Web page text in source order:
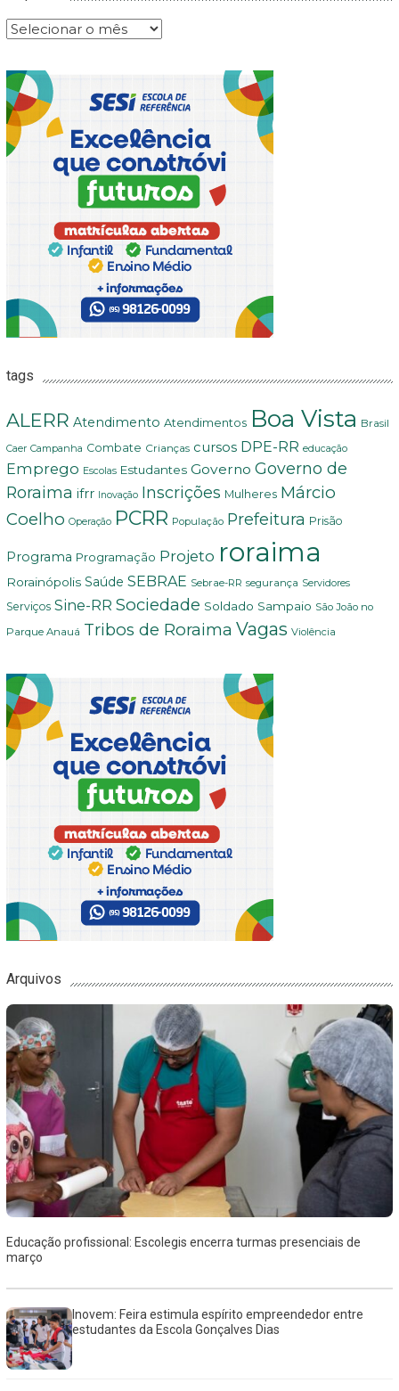
Arquivos
tags
ALERR Atendimento Atendimentos Boa Vista Brasil
Caer Campanha Combate Crianças cursos DPE-RR educação
Emprego Escolas Estudantes Governo Governo de
Roraima ifrr Inovação Inscrições Mulheres Márcio
Coelho Operação PCRR População Prefeitura Prisão
Programa Programação Projeto roraima
Rorainópolis Saúde SEBRAE Sebrae-RR segurança Servidores
Serviços Sine-RR Sociedade Soldado Sampaio São João no
Parque Anauá Tribos de Roraima Vagas Violência
Arquivos
Educação profissional: Escolegis encerra turmas presenciais de
março
Inovem: Feira estimula espírito empreendedor entre
estudantes da Escola Gonçalves Dias